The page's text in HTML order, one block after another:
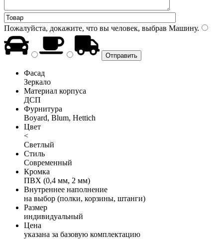
Пожалуйста, докажите, что вы человек, выбрав Машину.
Фасад
Зеркало
Материал корпуса
ДСП
Фурнитура
Boyard, Blum, Hettich
Цвет
<
Светлый
Стиль
Современный
Кромка
ПВХ (0,4 мм, 2 мм)
Внутреннее наполнение
на выбор (полки, корзины, штанги)
Размер
индивидуальный
Цена
указана за базовую комплектацию